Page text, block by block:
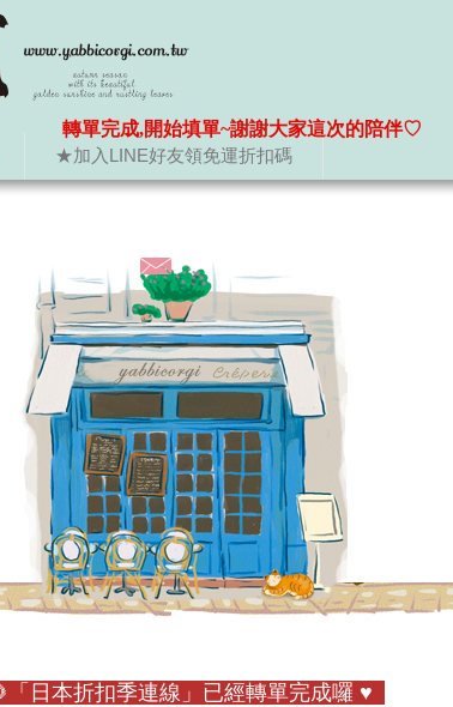
★加入LINE好友領免運折扣碼
轉單完成,開始填單~謝謝大家這次的陪伴♡